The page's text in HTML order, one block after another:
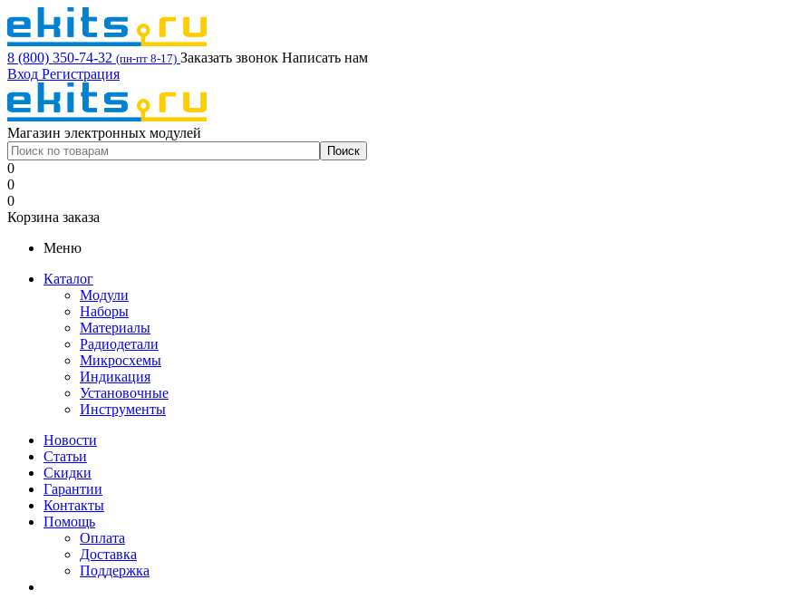
8 (800) 350-74-32 (пн-пт 8-17) Заказать звонок Написать нам
Вход Регистрация
Магазин электронных модулей
0
0
0
Корзина заказа
Меню
Каталог
Модули
Наборы
Материалы
Радиодетали
Микросхемы
Индикация
Установочные
Инструменты
Новости
Статьи
Скидки
Гарантии
Контакты
Помощь
Оплата
Доставка
Поддержка